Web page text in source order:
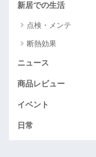
新居での生活
点検・メンテ
断熱効果
ニュース
商品レビュー
イベント
日常